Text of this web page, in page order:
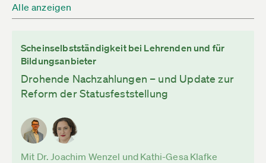
Alle anzeigen
Scheinselbstständigkeit bei Lehrenden und für
Bildungsanbieter
Drohende Nachzahlungen – und Update zur
Reform der Statusfeststellung
Mit Dr. Joachim Wenzel und Kathi-Gesa Klafke